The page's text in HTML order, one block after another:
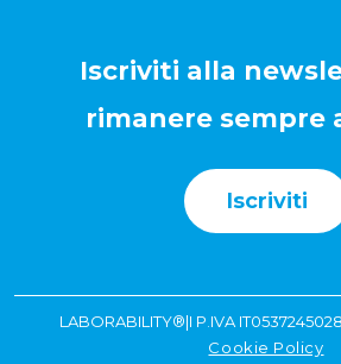
Iscriviti alla
rimanere sempre
Iscriviti
LABORABILITY®|I P.IVA
Cookie Policy